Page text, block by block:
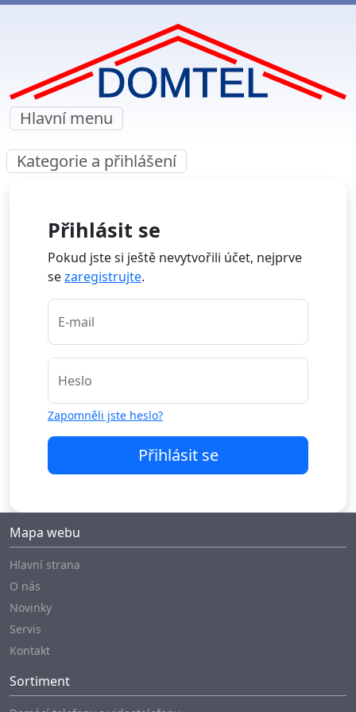
Hlavní menu
Kategorie a přihlášení
Přihlásit se
Pokud jste si ještě nevytvořili účet, nejprve
sezaregistrujte.
E-mail
Heslo
Zapomněli jste heslo?
Přihlásit se
Mapa webu
Hlavní strana
O nás
Novinky
Servis
Kontakt
Sortiment